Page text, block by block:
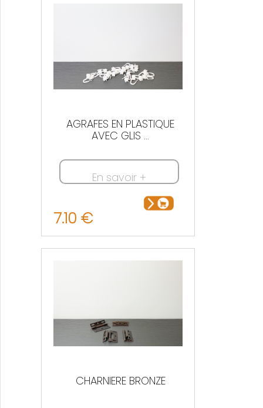
AGRAFES EN PLASTIQUE
AVEC GLIS ...
En savoir +
7.10 €
CHARNIERE BRONZE